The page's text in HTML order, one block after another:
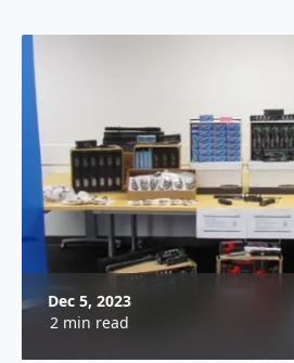
Dec 5, 2023
2 min read